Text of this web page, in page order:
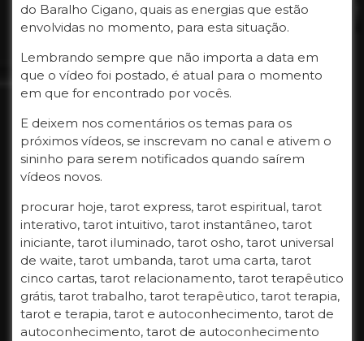
do Baralho Cigano, quais as energias que estão
envolvidas no momento, para esta situação.
Lembrando sempre que não importa a data em
que o vídeo foi postado, é atual para o momento
em que for encontrado por vocês.
E deixem nos comentários os temas para os
próximos vídeos, se inscrevam no canal e ativem o
sininho para serem notificados quando saírem
vídeos novos.
procurar hoje, tarot express, tarot espiritual, tarot
interativo, tarot intuitivo, tarot instantâneo, tarot
iniciante, tarot iluminado, tarot osho, tarot universal
de waite, tarot umbanda, tarot uma carta, tarot
cinco cartas, tarot relacionamento, tarot terapêutico
grátis, tarot trabalho, tarot terapêutico, tarot terapia,
tarot e terapia, tarot e autoconhecimento, tarot de
autoconhecimento, tarot de autoconhecimento